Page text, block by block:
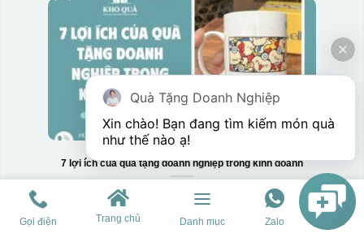
7 lợi ích của quà tặng doanh nghiệp trong kinh doanh
Gọi điện Trang chủ Danh mục Zalo
Quà Tặng Doanh Nghiệp
Xin chào! Bạn đang tìm kiếm món quà
như thế nào ạ!